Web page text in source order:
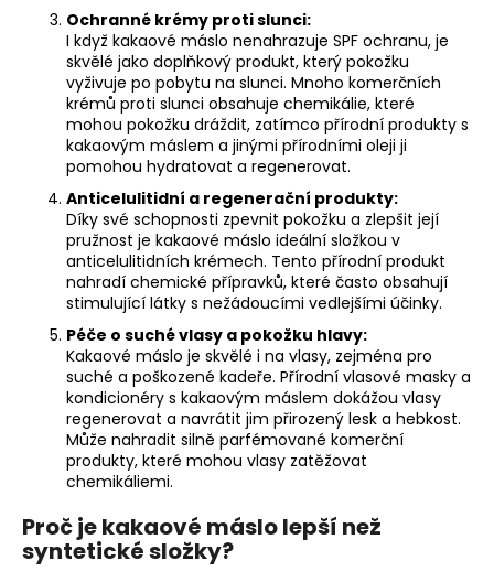
Ochranné krémy proti slunci:
I když kakaové máslo nenahrazuje SPF ochranu, je
skvělé jako doplňkový produkt, který pokožku
vyživuje po pobytu na slunci. Mnoho komerčních
krémů proti slunci obsahuje chemikálie, které
mohou pokožku dráždit, zatímco přírodní produkty s
kakaovým máslem a jinými přírodními oleji ji
pomohou hydratovat a regenerovat.
Anticelulitidní a regenerační produkty:
Díky své schopnosti zpevnit pokožku a zlepšit její
pružnost je kakaové máslo ideální složkou v
anticelulitidních krémech. Tento přírodní produkt
nahradí chemické přípravků, které často obsahují
stimulující látky s nežádoucími vedlejšími účinky.
Péče o suché vlasy a pokožku hlavy:
Kakaové máslo je skvělé i na vlasy, zejména pro
suché a poškozené kadeře. Přírodní vlasové masky a
kondicionéry s kakaovým máslem dokážou vlasy
regenerovat a navrátit jim přirozený lesk a hebkost.
Může nahradit silně parfémované komerční
produkty, které mohou vlasy zatěžovat
chemikáliemi.
Proč je kakaové máslo lepší než
syntetické složky?